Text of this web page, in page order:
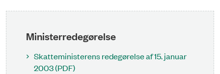
Ministerredegørelse
Skatteministerens redegørelse af 15. januar
2003 (PDF)